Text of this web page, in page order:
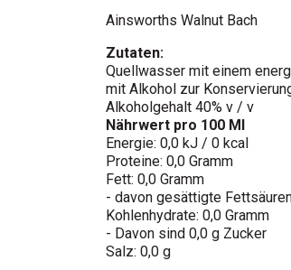
Ainsworths Walnut Bach
Zutaten:
Quellwasser mit einem
mit Alkohol zur
Alkoholgehalt 40% v / v
Nährwert pro 100 Ml
Energie: 0,0 kJ / 0 kcal
Proteine: 0,0 Gramm
Fett: 0,0 Gramm
- davon gesättigte
Kohlenhydrate: 0,0 Gramm
- Davon sind 0,0 g Zucker
Salz: 0,0 g